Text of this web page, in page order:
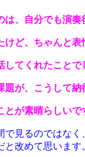
、自分でも演奏
けど、ちゃんと表
てくれたことで
が、こうして納
が素晴らしいで
で見るのではな
改めて思います